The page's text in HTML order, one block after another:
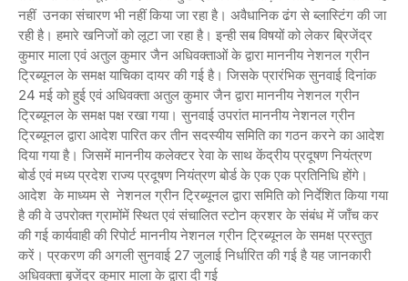
नहीं उनका संचारण भी नहीं किया जा रहा है। अवैधानिक ढंग से ब्लास्टिंग की जा
रही है। हमारे खनिजों को लूटा जा रहा है। इन्ही सब विषयों को लेकर ब्रिजेंद्र
कुमार माला एवं अतुल कुमार जैन अधिवक्ताओं के द्वारा माननीय नेशनल ग्रीन
ट्रिब्यूनल के समक्ष याचिका दायर की गई है। जिसके प्रारंभिक सुनवाई दिनांक
24 मई को हुई एवं अधिवक्ता अतुल कुमार जैन द्वारा माननीय नेशनल ग्रीन
ट्रिब्यूनल के समक्ष पक्ष रखा गया। सुनवाई उपरांत माननीय नेशनल ग्रीन
ट्रिब्यूनल द्वारा आदेश पारित कर तीन सदस्यीय समिति का गठन करने का आदेश
दिया गया है। जिसमें माननीय कलेक्टर रेवा के साथ केंद्रीय प्रदूषण नियंत्रण
बोर्ड एवं मध्य प्रदेश राज्य प्रदूषण नियंत्रण बोर्ड के एक एक प्रतिनिधि होंगे।
आदेश के माध्यम से नेशनल ग्रीन ट्रिब्यूनल द्वारा समिति को निर्देशित किया गया
है की वे उपरोक्त ग्रामोंमें स्थित एवं संचालित स्टोन क्रशर के संबंध में जाँच कर
की गई कार्यवाही की रिपोर्ट माननीय नेशनल ग्रीन ट्रिब्यूनल के समक्ष प्रस्तुत
करें। प्रकरण की अगली सुनवाई 27 जुलाई निर्धारित की गई है यह जानकारी
अधिवक्ता बृजेंद्र कुमार माला के द्वारा दी गई